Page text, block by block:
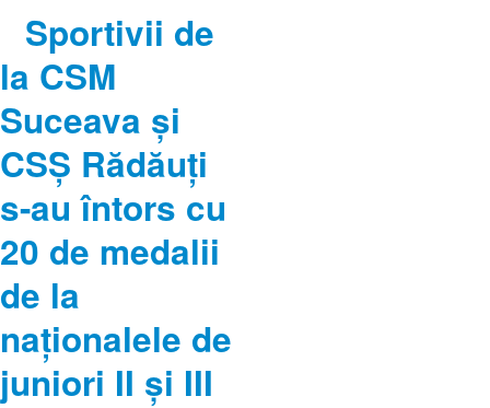
Sportivii de
la CSM
Suceava şi
CSȘ Rădăuţi
s-au întors cu
20 de medalii
de la
naţionalele de
juniori II şi III